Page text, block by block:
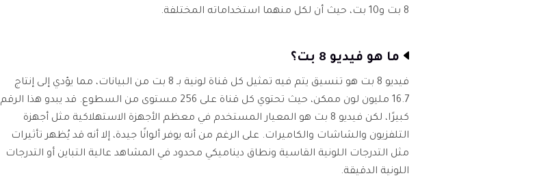
8 بت و10 بت، حيث أن لكل منهما استخداماته المختلفة.
ما هو فيديو 8 بت؟
فيديو 8 بت هو تنسيق يتم فيه تمثيل كل قناة لونية بـ 8 بت من البيانات، مما يؤدي إلى إنتاج
16.7 مليون لون ممكن، حيث تحتوي كل قناة على 256 مستوى من السطوع. قد يبدو هذا الرقم
كبيرًا، لكن فيديو 8 بت هو المعيار المستخدم في معظم الأجهزة الاستهلاكية مثل أجهزة
التلفزيون والشاشات والكاميرات. على الرغم من أنه يوفر ألوانًا جيدة، إلا أنه قد يُظهر تأثيرات
مثل التدرجات اللونية القاسية ونطاق ديناميكي محدود في المشاهد عالية التباين أو التدرجات
اللونية الدقيقة.